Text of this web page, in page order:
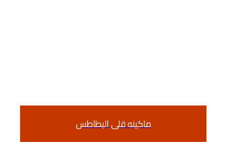
ماكينه قلى البطاطس